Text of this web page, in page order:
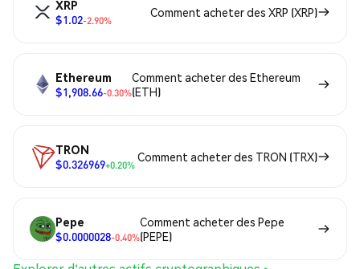
XRP
$1.02-2.90%
Comment acheter des XRP (XRP)
Ethereum
$1,908.66-0.30%
Comment acheter des Ethereum
(ETH)
TRON
$0.326969+0.20%
Comment acheter des TRON (TRX)
Pepe
$0.0000028-0.40%
Comment acheter des Pepe
(PEPE)